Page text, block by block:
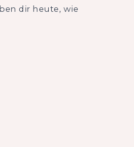
dir heute, wie